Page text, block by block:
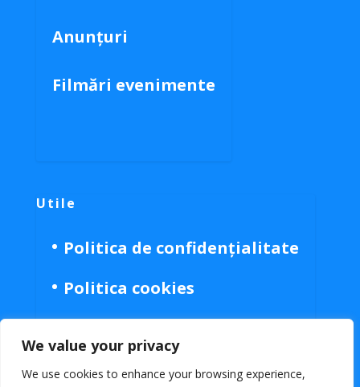
We value your privacy
We use cookies to enhance your browsing experience,
Anunțuri
Filmări evenimente
Utile
Politica de confidențialitate
Politica cookies